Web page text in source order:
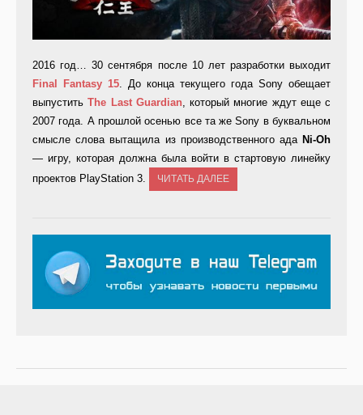
2016 год… 30 сентября после 10 лет разработки выходит
Final Fantasy 15. До конца текущего года Sony обещает
выпуститьThe Last Guardian, который многие ждут еще с
2007 года. А прошлой осенью все та же Sony в буквальном
смысле слова вытащила из производственного ада Ni-Oh
— игру, которая должна была войти в стартовую линейку
проектов PlayStation 3.
ЧИТАТЬ ДАЛЕЕ